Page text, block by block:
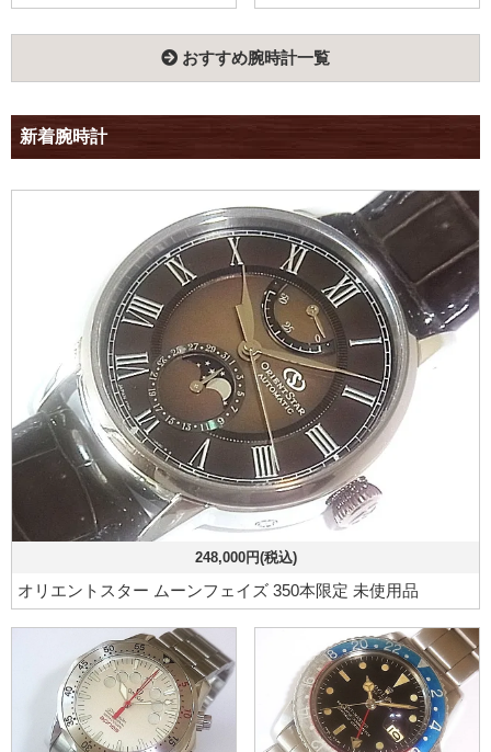
おすすめ腕時計一覧
新着腕時計
248,000円(税込)
オリエントスター ムーンフェイズ 350本限定 未使用品